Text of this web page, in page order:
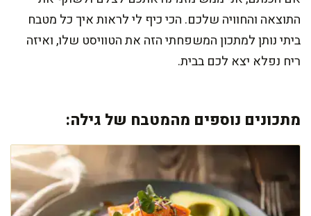
התוצאה והחוויה שלכם. הכי כיף לי לראות איך כל מטבח
ביתי נותן למתכון המשפחתי הזה את הטוויסט שלו, ואיזה
ריח נפלא יצא לכם בבית.
מתכונים נוספים מהמטבח של גילה: